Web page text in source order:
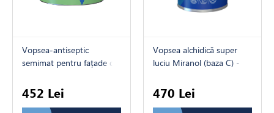
Vopsea-antiseptic
semimat pentru fațade din
452 Lei
Vopsea alchidică super
luciu Miranol (baza C) -
470 Lei